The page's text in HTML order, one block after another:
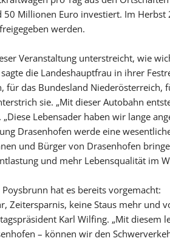
Millionen Euro investiert. Im
werden.
Veranstaltung unterstreicht, wie
die Landeshauptfrau in ihrer
für das Bundesland Niederösterreich,
sie. „Mit dieser Autobahn
Lebensader haben wir lange
Drasenhofen werde eine
und Bürger von Drasenhofen
und mehr Lebensqualität im
hat es bereits vorgemacht:
Zeitersparnis, keine Staus mehr und
Karl Wilfing. „Mit diesem
– können wir den